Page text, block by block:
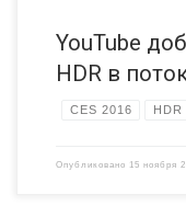
YouTube
HDR в
CES 2016 HDR
Опубликовано 15 ноября